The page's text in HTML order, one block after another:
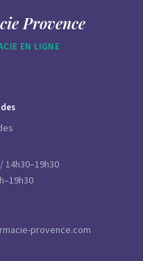
Provence
EN LIGNE
14h30–19h30
provence.com